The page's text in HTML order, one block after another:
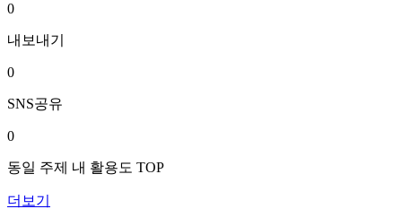
0
내보내기
0
SNS공유
0
동일 주제 내 활용도 TOP
더보기